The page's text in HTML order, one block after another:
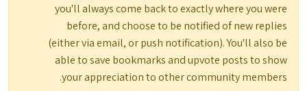
you'll always come back to exactly where you were
before, and choose to be notified of new replies
(either via email, or push notification). You'll also be
able to save bookmarks and upvote posts to show
your appreciation to other community members.